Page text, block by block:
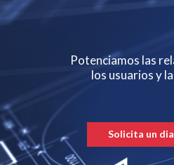
Solicita un
Potenciamos las
los usuarios y